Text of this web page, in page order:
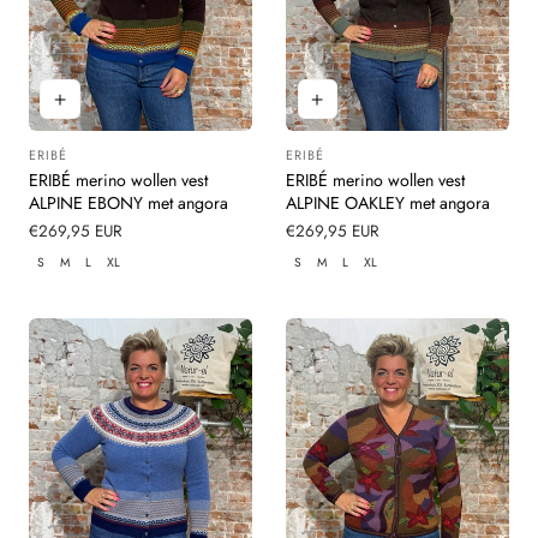
Leverancier:
ERIBÉ
ERIBÉ merino wollen vest
ALPINE EBONY met angora
Normale
prijs
€269,95 EUR
S M L XL
Leverancier:
ERIBÉ
ERIBÉ merino wollen vest
ALPINE OAKLEY met angora
Normale
prijs
€269,95 EUR
S M L XL